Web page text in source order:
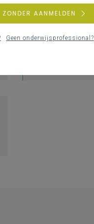
AANMELDEN
Geen onderwijsprofessional?